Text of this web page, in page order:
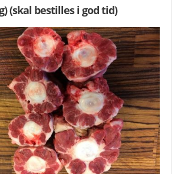
(skal bestilles i god tid)